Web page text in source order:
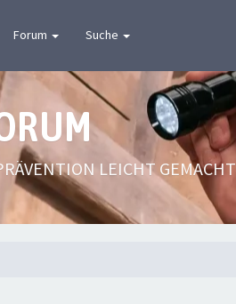
Forum Suche
LEICHT GEMACHT